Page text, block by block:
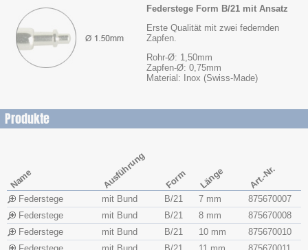
Federstege Form B/21 mit Ansatz
Erste Qualität mit zwei federnden
Zapfen.
Rohr-Ø: 1,50mm
Zapfen-Ø: 0,75mm
Material: Inox (Swiss-Made)
Produkte
Name Ausführung Form Länge Art.-Nr.
Federstege mit Bund B/21 7 mm
875670007
Federstege
mit Bund B/21 8 mm
875670008
Federstege
mit Bund B/21 10 mm
875670010